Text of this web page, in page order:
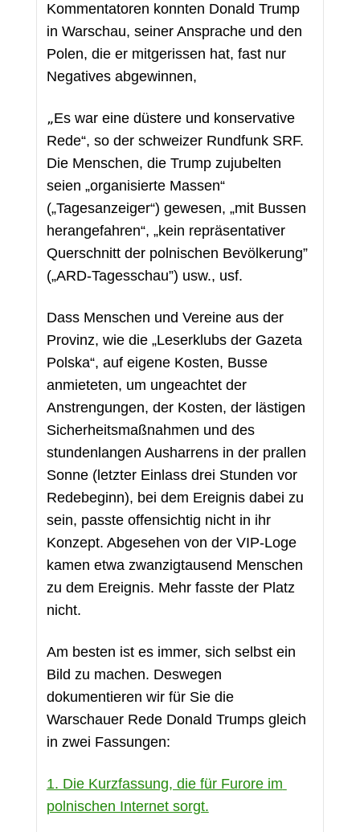
Kommentatoren konnten Donald Trump
in Warschau, seiner Ansprache und den
Polen, die er mitgerissen hat, fast nur
Negatives abgewinnen,
„Es war eine düstere und konservative
Rede“, so der schweizer Rundfunk SRF.
Die Menschen, die Trump zujubelten
seien „organisierte Massen“
(„Tagesanzeiger“) gewesen, „mit Bussen
herangefahren“, „kein repräsentativer
Querschnitt der polnischen Bevölkerung”
(„ARD-Tagesschau”) usw., usf.
Dass Menschen und Vereine aus der
Provinz, wie die „Leserklubs der Gazeta
Polska“, auf eigene Kosten, Busse
anmieteten, um ungeachtet der
Anstrengungen, der Kosten, der lästigen
Sicherheitsmaßnahmen und des
stundenlangen Ausharrens in der prallen
Sonne (letzter Einlass drei Stunden vor
Redebeginn), bei dem Ereignis dabei zu
sein, passte offensichtig nicht in ihr
Konzept. Abgesehen von der VIP-Loge
kamen etwa zwanzigtausend Menschen
zu dem Ereignis. Mehr fasste der Platz
nicht.
Am besten ist es immer, sich selbst ein
Bild zu machen. Deswegen
dokumentieren wir für Sie die
Warschauer Rede Donald Trumps gleich
in zwei Fassungen:
1. Die Kurzfassung, die für Furore im
polnischen Internet sorgt.